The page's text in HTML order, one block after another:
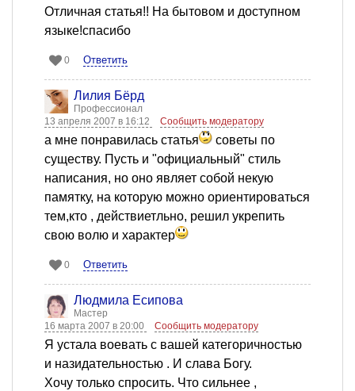
Отличная статья!! На бытовом и доступном
языке!спасибо
0 Ответить
Лилия Бёрд
Профессионал
13 апреля 2007 в 16:12
Сообщить модератору
а мне понравилась статья
советы по
существу. Пусть и "официальный" стиль
написания, но оно являет собой некую
памятку, на которую можно ориентироваться
тем,кто , действиетльно, решил укрепить
свою волю и характер
0 Ответить
Людмила Есипова
Мастер
16 марта 2007 в 20:00
Сообщить модератору
Я уcтала воевать с вашей категоричностью
и назидательностью . И слава Богу.
Хочу только спросить. Что сильнее ,